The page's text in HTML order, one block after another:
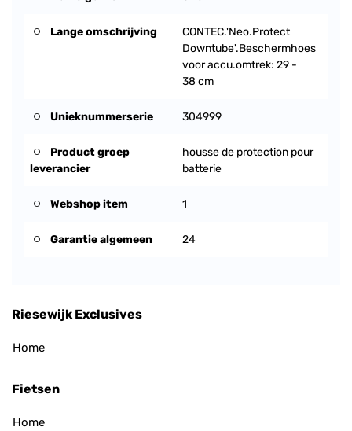
Lange omschrijving
CONTEC.'Neo.Protect
Downtube'.Beschermhoes
voor accu.omtrek: 29 -
38 cm
Unieknummerserie 304999
Product groep
leverancier
housse de protection pour
batterie
Webshop item 1
Garantie algemeen 24
Riesewijk Exclusives
Home
Fietsen
Home